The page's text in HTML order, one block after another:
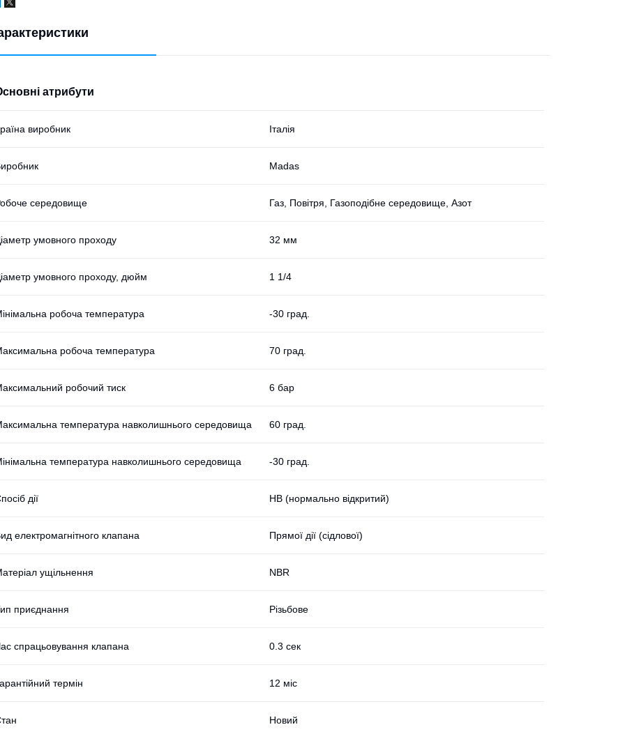
атрибути
виробник Італія
Madas
середовище Газ, Повітря, Газоподібне середовище, Азот
умовного проходу 32 мм
умовного проходу, дюйм 1 1/4
робоча температура -30 град.
робоча температура 70 град.
робочий тиск 6 бар
температура навколишнього середовища 60 град.
температура навколишнього середовища -30 град.
дії НВ (нормально відкритий)
електромагнітного клапана Прямої дії (сідлової)
ущільнення NBR
приєднання Різьбове
спрацьовування клапана 0.3 сек
термін 12 міс
Новий